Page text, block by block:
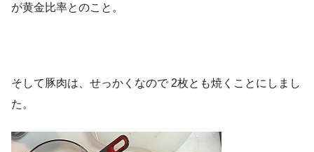
が黄金比率とのこと。
そして豚肉は、せっかくなので 2枚とも焼くことにしまし
た。